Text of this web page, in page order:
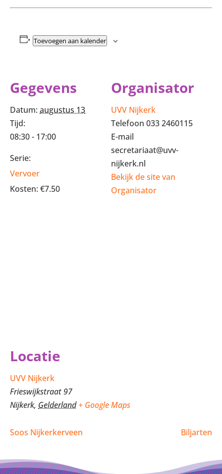
Toevoegen aan kalender
Gegevens
Datum: augustus 13
Tijd:
08:30 - 17:00
Serie:
Vervoer
Kosten: €7.50
Organisator
UVV Nijkerk
Telefoon 033 2460115
E-mail
secretariaat@uvv-
nijkerk.nl
Bekijk de site van
Organisator
Locatie
UVV Nijkerk
Frieswijkstraat 97
Nijkerk, Gelderland + Google Maps
Soos Nijkerkerveen Biljarten